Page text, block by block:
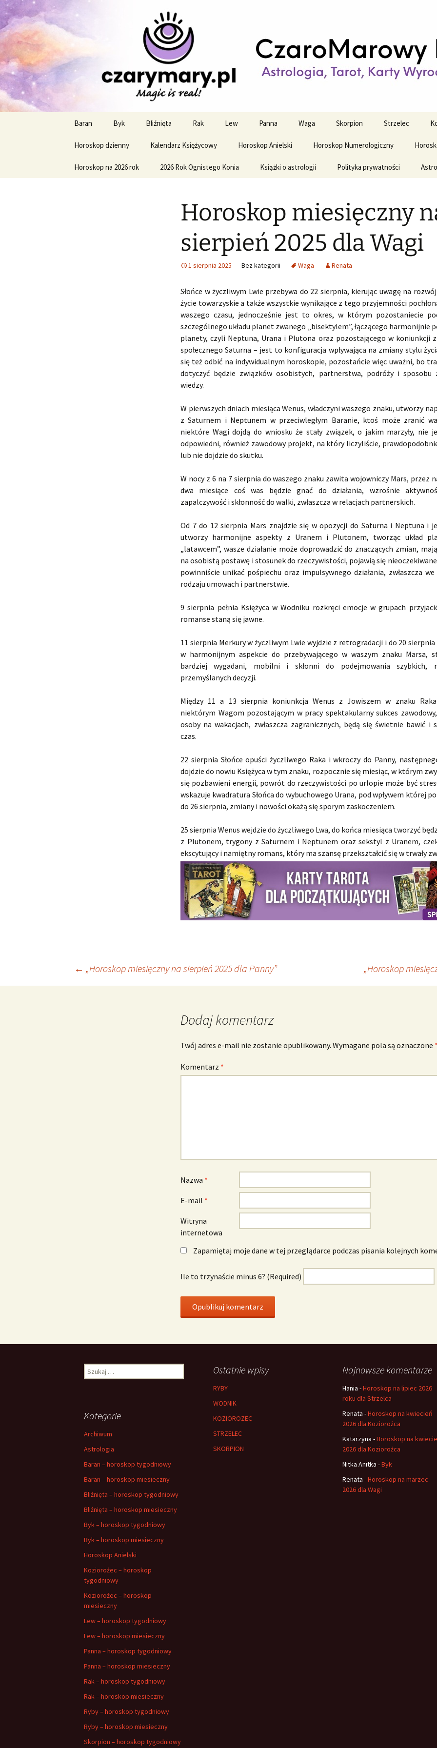
CzaroMarowy horoskop
miesięczny i tygodniowy
Profesjonalne przepowiednie astrologiczne
treści
Baran Byk Bliźnięta Rak Lew Panna Waga Skorpion Strzelec
Horoskop dzienny Kalendarz Księżycowy Horoskop Anielski Horoskop Numerologiczny
Horoskop na 2026 rok 2026 Rok Ognistego Konia Książki o astrologii Polityka prywatności
Horoskop miesięczny
sierpień 2025 dla Wagi
1 sierpnia 2025 Bez kategorii Waga Renata
Słońce w życzliwym Lwie przebywa do 22 sierpnia, kierując uwagę na
życie towarzyskie a także wszystkie wynikające z tego przyjemności
waszego czasu, jednocześnie jest to okres, w którym pozostaniecie
szczególnego układu planet zwanego „bisektylem”, łączącego harmonijnie
planety, czyli Neptuna, Urana i Plutona oraz pozostającego w koniunkcji
społecznego Saturna – jest to konfiguracja wpływająca na zmiany stylu
się też odbić na indywidualnym horoskopie, pozostańcie więc uważni, bo
dotyczyć będzie związków osobistych, partnerstwa, podróży i sposobu
wiedzy.
W pierwszych dniach miesiąca Wenus, władczyni waszego znaku, utworzy
z Saturnem i Neptunem w przeciwległym Baranie, ktoś może zranić
niektóre Wagi dojdą do wniosku że stały związek, o jakim marzyły, nie
odpowiedni, również zawodowy projekt, na który liczyliście,
lub nie dojdzie do skutku.
W nocy z 6 na 7 sierpnia do waszego znaku zawita wojowniczy Mars, przez
dwa miesiące coś was będzie gnać do działania, wzrośnie
zapalczywość i skłonność do walki, zwłaszcza w relacjach partnerskich.
Od 7 do 12 sierpnia Mars znajdzie się w opozycji do Saturna i Neptuna i
utworzy harmonijne aspekty z Uranem i Plutonem, tworząc układ
„latawcem”, wasze działanie może doprowadzić do znaczących zmian,
na osobistą postawę i stosunek do rzeczywistości, pojawią się
powinniście unikać pośpiechu oraz impulsywnego działania, zwłaszcza
rodzaju umowach i partnerstwie.
9 sierpnia pełnia Księżyca w Wodniku rozkręci emocje w grupach
romanse staną się jawne.
11 sierpnia Merkury w życzliwym Lwie wyjdzie z retrogradacji i do 20
w harmonijnym aspekcie do przebywającego w waszym znaku Marsa,
bardziej wygadani, mobilni i skłonni do podejmowania szybkich,
przemyślanych decyzji.
Między 11 a 13 sierpnia koniunkcja Wenus z Jowiszem w znaku
niektórym Wagom pozostającym w pracy spektakularny sukces
osoby na wakacjach, zwłaszcza zagranicznych, będą się świetnie bawić i
czas.
22 sierpnia Słońce opuści życzliwego Raka i wkroczy do Panny,
dojdzie do nowiu Księżyca w tym znaku, rozpocznie się miesiąc, w którym
się pozbawieni energii, powrót do rzeczywistości po urlopie może być
wskazuje kwadratura Słońca do wybuchowego Urana, pod wpływem której
do 26 sierpnia, zmiany i nowości okażą się sporym zaskoczeniem.
25 sierpnia Wenus wejdzie do życzliwego Lwa, do końca miesiąca tworzyć
z Plutonem, trygony z Saturnem i Neptunem oraz sekstyl z Uranem,
ekscytujący i namiętny romans, który ma szansę przekształcić się w trwały
Nawigacja
← „Horoskop miesięczny na sierpień 2025 dla Panny” „Horoskop
Dodaj komentarz
Twój adres e-mail nie zostanie opublikowany. Wymagane pola są oznaczone *
Komentarz *
Nazwa *
E-mail *
Witryna
internetowa
Zapamiętaj moje dane w tej przeglądarce podczas pisania kolejnych
Ile to trzynaście minus 6? (Required)
Szukaj: Ostatnie wpisy
RYBY
WODNIK
KOZIOROZEC
STRZELEC
SKORPION
Najnowsze komentarze
Hania -Horoskop na lipiec 2026
roku dla Strzelca
Renata -Horoskop na kwiecień
2026 dla Koziorożca
Katarzyna -Horoskop na
2026 dla Koziorożca
Nitka Anitka -Byk
Renata -Horoskop na marzec
2026 dla Wagi
Kategorie
Archiwum
Astrologia
Baran – horoskop tygodniowy
Baran – horoskop miesieczny
Bliźnięta – horoskop tygodniowy
Bliźnięta – horoskop miesieczny
Byk – horoskop tygodniowy
Byk – horoskop miesieczny
Horoskop Anielski
Koziorożec – horoskop
tygodniowy
Koziorożec – horoskop
miesieczny
Lew – horoskop tygodniowy
Lew – horoskop miesieczny
Panna – horoskop tygodniowy
Panna – horoskop miesieczny
Rak – horoskop tygodniowy
Rak – horoskop miesieczny
Ryby – horoskop tygodniowy
Ryby – horoskop miesieczny
Skorpion – horoskop tygodniowy